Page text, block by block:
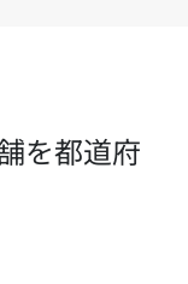
を都道府